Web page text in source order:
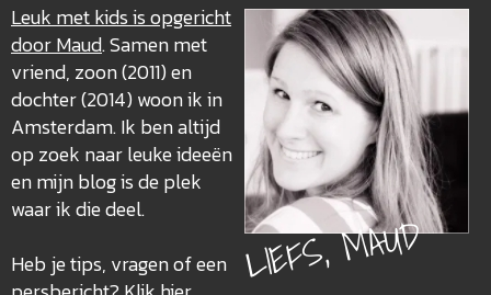
LIEFS, MAUD
Leuk met kids is opgericht
door Maud. Samen met
vriend, zoon (2011) en
dochter (2014) woon ik in
Amsterdam. Ik ben altijd
op zoek naar leuke ideeën
en mijn blog is de plek
waar ik die deel.
Heb je tips, vragen of een